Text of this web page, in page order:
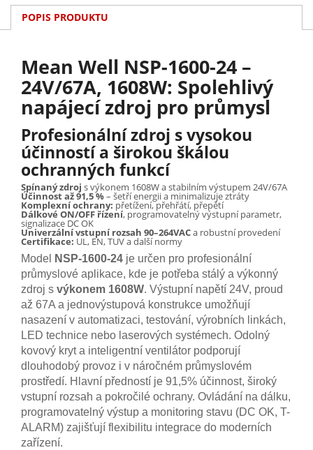
POPIS PRODUKTU
Mean Well NSP-1600-24 –
24V/67A, 1608W: Spolehlivý
napájecí zdroj pro průmysl
Profesionální zdroj s vysokou
účinností a širokou škálou
ochranných funkcí
Spínaný zdroj s výkonem 1608W a stabilním výstupem 24V/67A
Účinnost až 91,5 %– šetří energii a minimalizuje ztráty
Komplexní ochrany: přetížení, přehřátí, přepětí
Dálkové ON/OFF řízení, programovatelný výstupní parametr,
signalizace DC OK
Univerzální vstupní rozsah 90–264VACa robustní provedení
Certifikace: UL, EN, TUV a další normy
Model NSP-1600-24 je určen pro profesionální
průmyslové aplikace, kde je potřeba stálý a výkonný
zdroj s výkonem 1608W. Výstupní napětí 24V, proud
až 67A a jednovýstupová konstrukce umožňují
nasazení v automatizaci, testování, výrobních linkách,
LED technice nebo laserových systémech. Odolný
kovový kryt a inteligentní ventilátor podporují
dlouhodobý provoz i v náročném průmyslovém
prostředí. Hlavní předností je 91,5% účinnost, široký
vstupní rozsah a pokročilé ochrany. Ovládání na dálku,
programovatelný výstup a monitoring stavu (DC OK, T-
ALARM) zajišťují flexibilitu integrace do moderních
zařízení.